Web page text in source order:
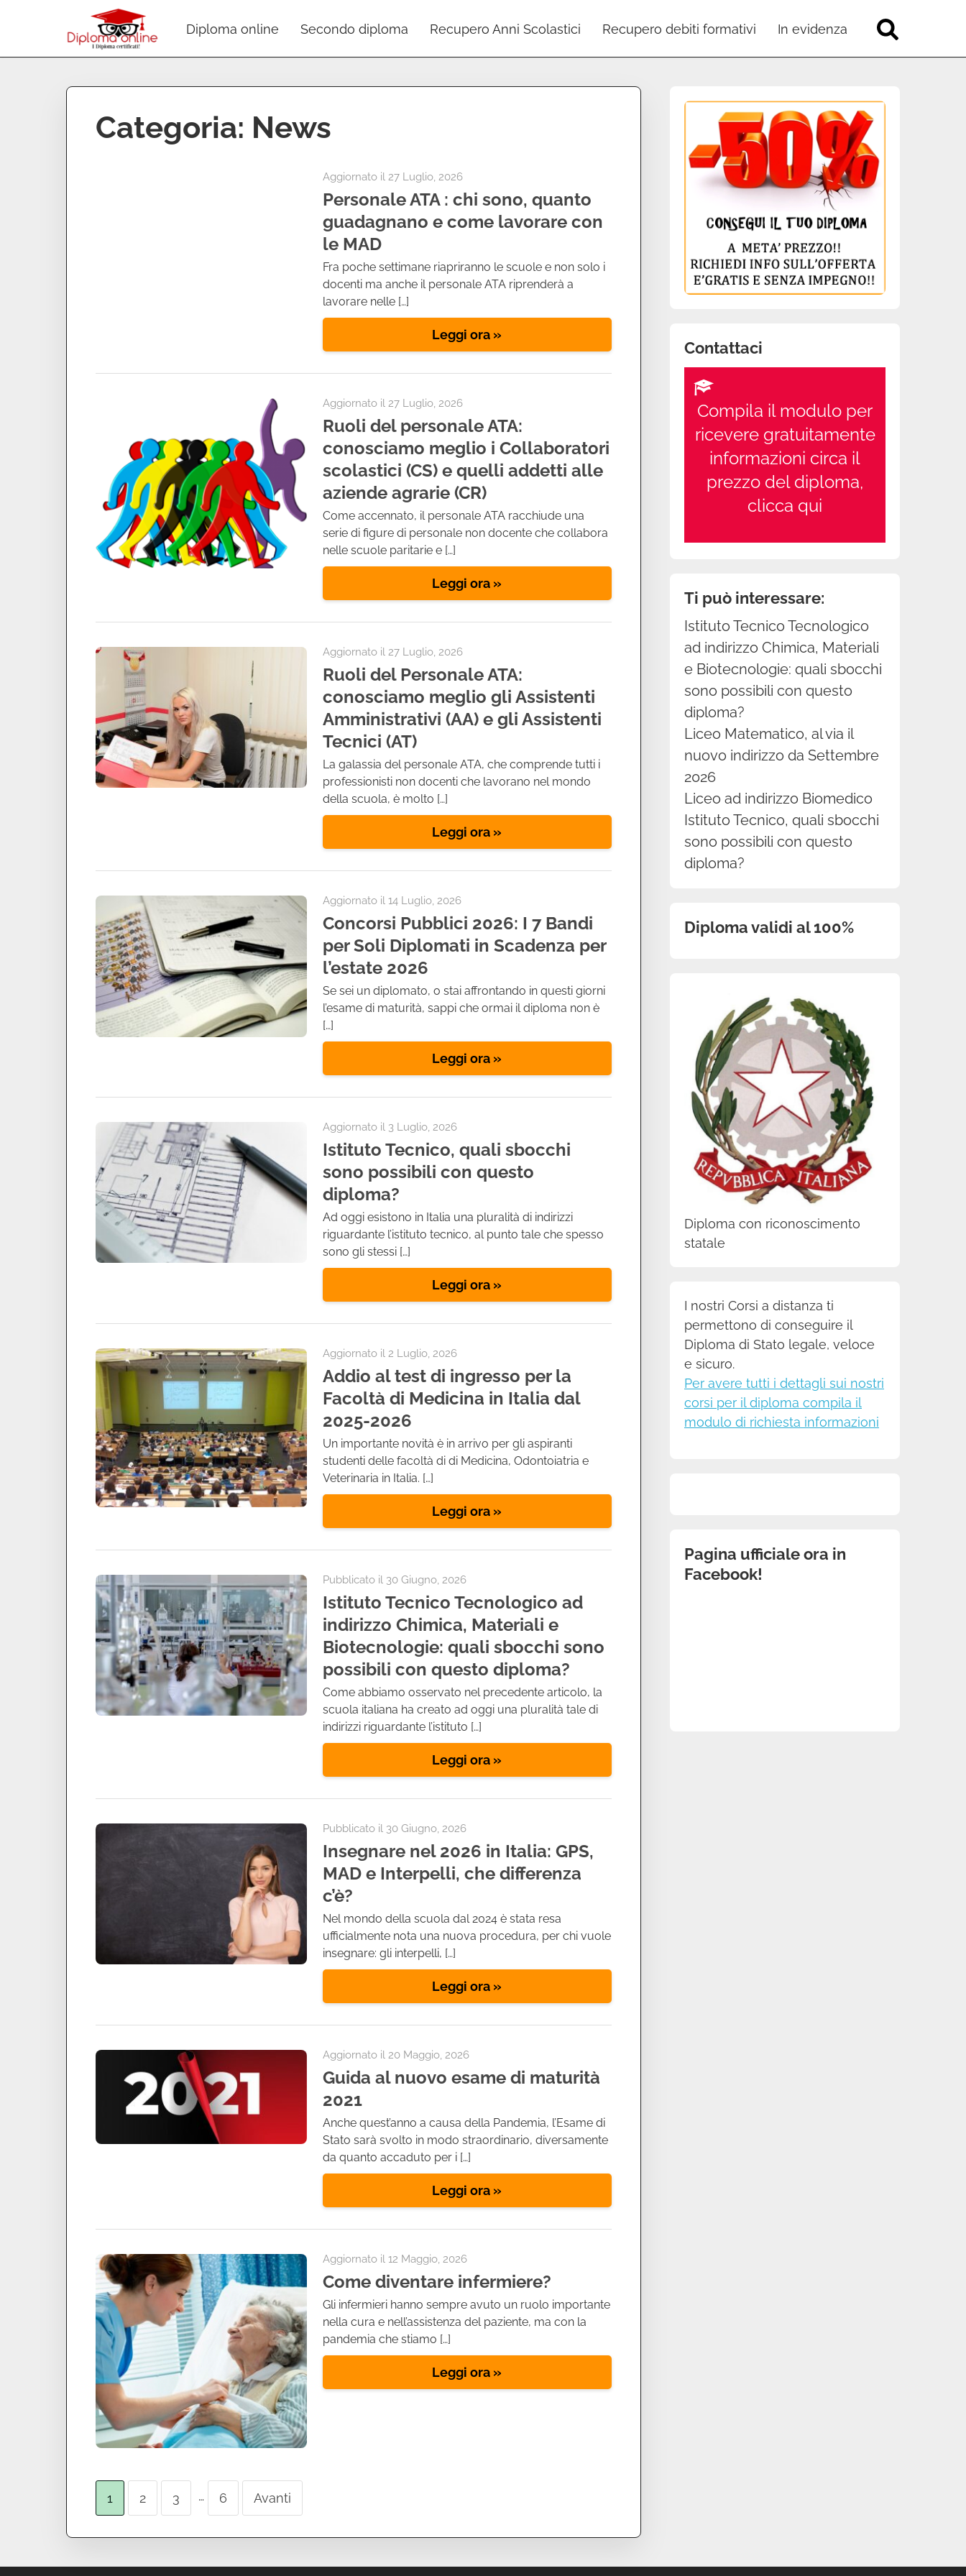
Diploma online Secondo diploma Recupero Anni Scolastici Recupero debiti formativi In evidenza
Categoria: News
Aggiornato il 27 Luglio, 2026
Personale ATA : chi sono, quanto
guadagnano e come lavorare con
le MAD
Leggi ora »
Fra poche settimane riapriranno le scuole e non solo i
docenti ma anche il personale ATA riprenderà a
lavorare nelle […]
Aggiornato il 27 Luglio, 2026
Ruoli del personale ATA:
conosciamo meglio i Collaboratori
scolastici (CS) e quelli addetti alle
aziende agrarie (CR)
Leggi ora »
Come accennato, il personale ATA racchiude una
serie di figure di personale non docente che collabora
nelle scuole paritarie e […]
Aggiornato il 27 Luglio, 2026
Ruoli del Personale ATA:
conosciamo meglio gli Assistenti
Amministrativi (AA) e gli Assistenti
Tecnici (AT)
Leggi ora »
La galassia del personale ATA, che comprende tutti i
professionisti non docenti che lavorano nel mondo
della scuola, è molto […]
Aggiornato il 14 Luglio, 2026
Concorsi Pubblici 2026: I 7 Bandi
per Soli Diplomati in Scadenza per
l’estate 2026
Leggi ora »
Se sei un diplomato, o stai affrontando in questi giorni
l’esame di maturità, sappi che ormai il diploma non è
[…]
Aggiornato il 3 Luglio, 2026
Istituto Tecnico, quali sbocchi
sono possibili con questo
diploma?
Leggi ora »
Ad oggi esistono in Italia una pluralità di indirizzi
riguardante l’istituto tecnico, al punto tale che spesso
sono gli stessi […]
Aggiornato il 2 Luglio, 2026
Addio al test di ingresso per la
Facoltà di Medicina in Italia dal
2025-2026
Leggi ora »
Un importante novità è in arrivo per gli aspiranti
studenti delle facoltà di di Medicina, Odontoiatria e
Veterinaria in Italia. […]
Pubblicato il 30 Giugno, 2026
Istituto Tecnico Tecnologico ad
indirizzo Chimica, Materiali e
Biotecnologie: quali sbocchi sono
possibili con questo diploma?
Leggi ora »
Come abbiamo osservato nel precedente articolo, la
scuola italiana ha creato ad oggi una pluralità tale di
indirizzi riguardante l’istituto […]
Pubblicato il 30 Giugno, 2026
Insegnare nel 2026 in Italia: GPS,
MAD e Interpelli, che differenza
c’è?
Leggi ora »
Nel mondo della scuola dal 2024 è stata resa
ufficialmente nota una nuova procedura, per chi vuole
insegnare: gli interpelli, […]
Aggiornato il 20 Maggio, 2026
Guida al nuovo esame di maturità
2021
Leggi ora »
Anche quest’anno a causa della Pandemia, l’Esame di
Stato sarà svolto in modo straordinario, diversamente
da quanto accaduto per i […]
Aggiornato il 12 Maggio, 2026
Come diventare infermiere?
Leggi ora »
Gli infermieri hanno sempre avuto un ruolo importante
nella cura e nell’assistenza del paziente, ma con la
pandemia che stiamo […]
1 2 3 … 6 Avanti
Contattaci
Compila il modulo per
ricevere gratuitamente
informazioni circa il
prezzo del diploma,
clicca qui
Ti può interessare:
Istituto Tecnico Tecnologico
ad indirizzo Chimica, Materiali
e Biotecnologie: quali sbocchi
sono possibili con questo
diploma?
Liceo Matematico, al via il
nuovo indirizzo da Settembre
2026
Liceo ad indirizzo Biomedico
Istituto Tecnico, quali sbocchi
sono possibili con questo
diploma?
Diploma validi al 100%
Diploma con riconoscimento
statale
I nostri Corsi a distanza ti
permettono di conseguire il
Diploma di Stato legale, veloce
e sicuro.
Per avere tutti i dettagli sui nostri
corsi per il diploma compila il
modulo di richiesta informazioni
Pagina ufficiale ora in
Facebook!